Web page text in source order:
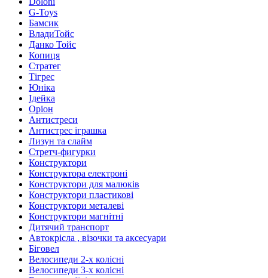
G-Toys
Бамсик
ВладиТойс
Данко Тойс
Копиця
Стратег
Тігрес
Юніка
Ідейка
Оріон
Антистреси
Антистрес іграшка
Лизун та слайм
Стретч-фигурки
Конструктори
Конструктора електроні
Конструктори для малюків
Конструктори пластикові
Конструктори металеві
Конструктори магнітні
Дитячий транспорт
Автокрісла , візочки та аксесуари
Біговел
Велосипеди 2-х колісні
Велосипеди 3-х колісні